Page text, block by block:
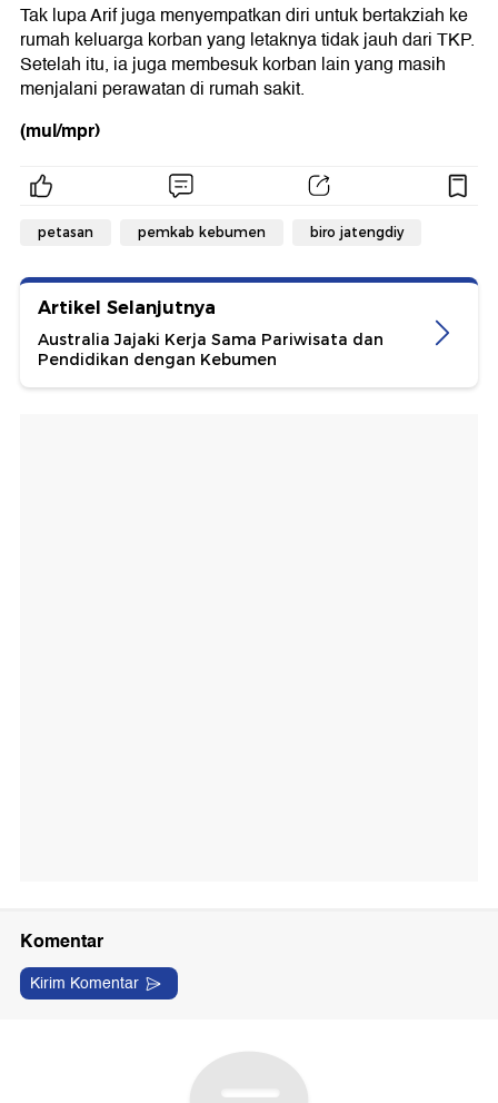
Tak lupa Arif juga menyempatkan diri untuk bertakziah ke
rumah keluarga korban yang letaknya tidak jauh dari TKP.
Setelah itu, ia juga membesuk korban lain yang masih
menjalani perawatan di rumah sakit.
(mul/mpr)
petasan pemkab kebumen biro jatengdiy
Artikel Selanjutnya
Australia Jajaki Kerja Sama Pariwisata dan
Pendidikan dengan Kebumen